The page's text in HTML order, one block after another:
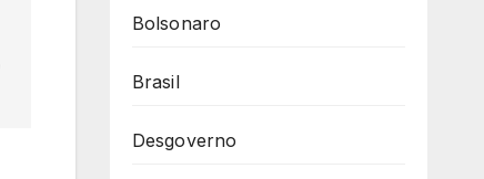
Bolsonaro
Brasil
Desgoverno